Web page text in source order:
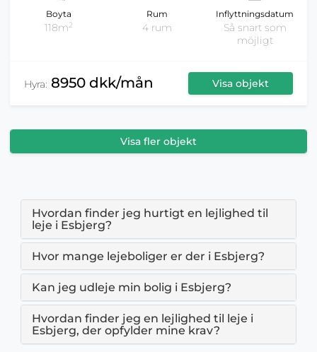
Boyta
118m2
Rum
4 rum
Inflyttningsdatum
Så snart som
möjligt
Hyra: 8950 dkk/mån Visa objekt
Visa fler objekt
Hvordan finder jeg hurtigt en lejlighed til
leje i Esbjerg?
Hvor mange lejeboliger er der i Esbjerg?
Kan jeg udleje min bolig i Esbjerg?
Hvordan finder jeg en lejlighed til leje i
Esbjerg, der opfylder mine krav?